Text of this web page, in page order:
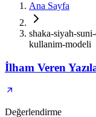
Ana Sayfa
shaka-siyah-
kullanim-modeli
İlham Veren
Değerlendirme